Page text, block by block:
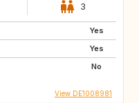
3
Yes
Yes
No
View DE1008981